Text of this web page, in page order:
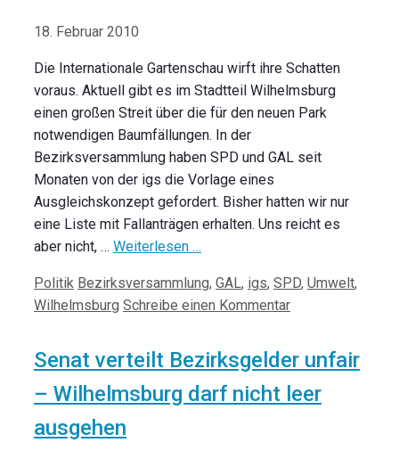
18. Februar 2010
Die Internationale Gartenschau wirft ihre Schatten
voraus. Aktuell gibt es im Stadtteil Wilhelmsburg
einen großen Streit über die für den neuen Park
notwendigen Baumfällungen. In der
Bezirksversammlung haben SPD und GAL seit
Monaten von der igs die Vorlage eines
Ausgleichskonzept gefordert. Bisher hatten wir nur
eine Liste mit Fallanträgen erhalten. Uns reicht es
aber nicht, … Weiterlesen …
Kategorien
Politik Schlagwörter
Bezirksversammlung, GAL, igs, SPD, Umwelt,
Wilhelmsburg Schreibe einen Kommentar
Senat verteilt Bezirksgelder unfair
– Wilhelmsburg darf nicht leer
ausgehen